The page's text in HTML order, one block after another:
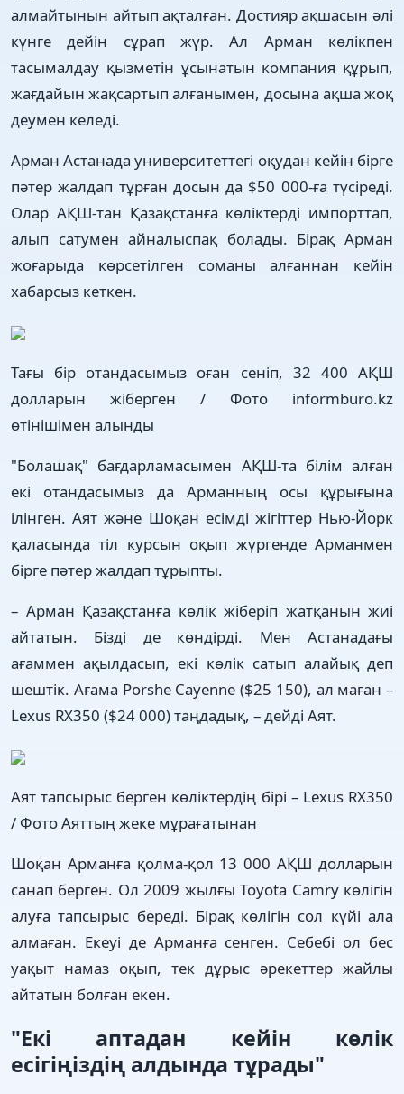
алмайтынын айтып ақталған. Достияр ақшасын әлі
күнге дейін сұрап жүр. Ал Арман көлікпен
тасымалдау қызметін ұсынатын компания құрып,
жағдайын жақсартып алғанымен, досына ақша жоқ
деумен келеді.
Арман Астанада университеттегі оқудан кейін бірге
пәтер жалдап тұрған досын да $50 000-ға түсіреді.
Олар АҚШ-тан Қазақстанға көліктерді импорттап,
алып сатумен айналыспақ болады. Бірақ Арман
жоғарыда көрсетілген соманы алғаннан кейін
хабарсыз кеткен.
Тағы бір отандасымыз оған сеніп, 32 400 АҚШ
долларын жіберген / Фото informburo.kz
өтінішімен алынды
"Болашақ" бағдарламасымен АҚШ-та білім алған
екі отандасымыз да Арманның осы құрығына
ілінген. Аят және Шоқан есімді жігіттер Нью-Йорк
қаласында тіл курсын оқып жүргенде Арманмен
бірге пәтер жалдап тұрыпты.
– Арман Қазақстанға көлік жіберіп жатқанын жиі
айтатын. Бізді де көндірді. Мен Астанадағы
ағаммен ақылдасып, екі көлік сатып алайық деп
шештік. Ағама Porshe Cayenne ($25 150), ал маған –
Lexus RX350 ($24 000) таңдадық, – дейді Аят.
Аят тапсырыс берген көліктердің бірі – Lexus RX350
/ Фото Аяттың жеке мұрағатынан
Шоқан Арманға қолма-қол 13 000 АҚШ долларын
санап берген. Ол 2009 жылғы Toyota Camry көлігін
алуға тапсырыс береді. Бірақ көлігін сол күйі ала
алмаған. Екеуі де Арманға сенген. Себебі ол бес
уақыт намаз оқып, тек дұрыс әрекеттер жайлы
айтатын болған екен.
"Екі аптадан кейін көлік
есігіңіздің алдында тұрады"